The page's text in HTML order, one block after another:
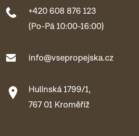
+420 608 876 123
(Po-Pá 10:00-16:00)
info@vsepropejska.cz
Hulínská 1799/1,
767 01 Kroměříž